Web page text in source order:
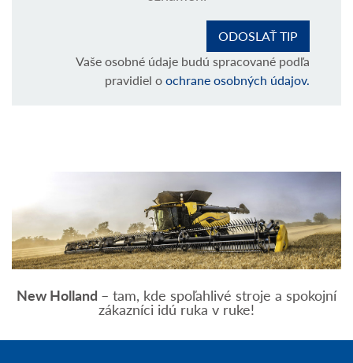
Vaše osobné údaje budú spracované podľa
pravidiel oochrane osobných údajov.
New Holland – tam, kde spoľahlivé stroje a spokojní
zákazníci idú ruka v ruke!